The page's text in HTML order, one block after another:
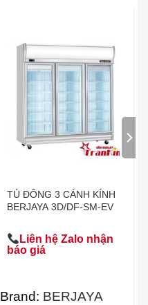
TỦ ĐÔNG 3 CÁNH KÍNH
BERJAYA 3D/DF-SM-EV
Liên hệ Zalo nhận
báo giá
Brand: BERJAYA